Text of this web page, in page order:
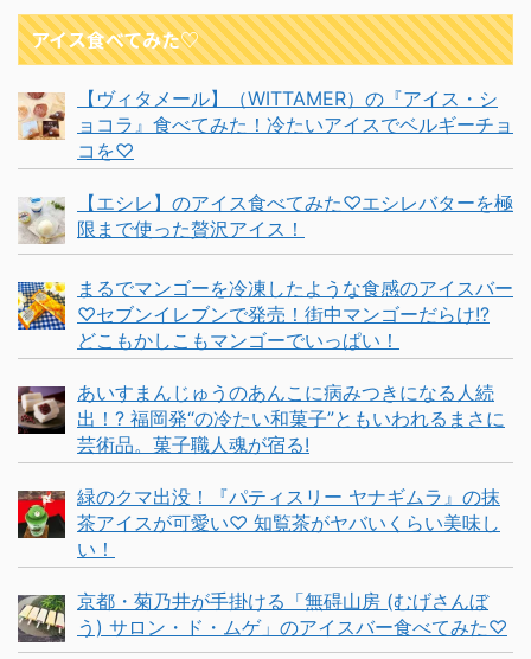
アイス食べてみた♡
【ヴィタメール】（WITTAMER）の『アイス・シ
ョコラ』食べてみた！冷たいアイスでベルギーチョ
コを♡
【エシレ】のアイス食べてみた♡エシレバターを極
限まで使った贅沢アイス！
まるでマンゴーを冷凍したような食感のアイスバー
♡セブンイレブンで発売！街中マンゴーだらけ!?
どこもかしこもマンゴーでいっぱい！
あいすまんじゅうのあんこに病みつきになる人続
出！? 福岡発“の冷たい和菓子”ともいわれるまさに
芸術品。菓子職人魂が宿る!
緑のクマ出没！『パティスリー ヤナギムラ』の抹
茶アイスが可愛い♡ 知覧茶がヤバいくらい美味し
い！
京都・菊乃井が手掛ける「無碍山房 (むげさんぼ
う) サロン・ド・ムゲ」のアイスバー食べてみた♡